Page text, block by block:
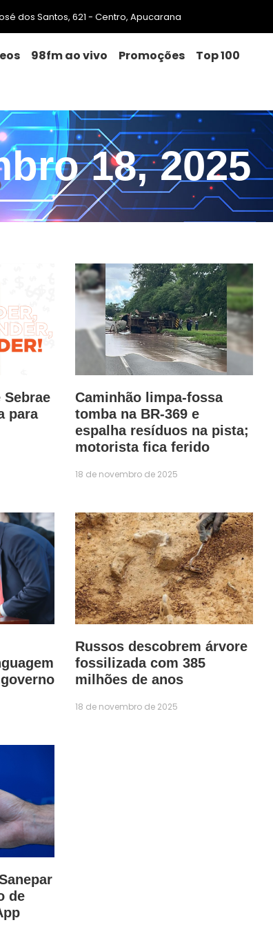
dos Santos, 621 - Centro, Apucarana
98fm ao vivo Promoções
Top 100
18, 2025
para
Caminhão limpa-fossa
tomba na BR-369 e
espalha resíduos na pista;
motorista fica ferido
18 de novembro de 2025
Russos descobrem árvore
fossilizada com 385
milhões de anos
18 de novembro de 2025
de